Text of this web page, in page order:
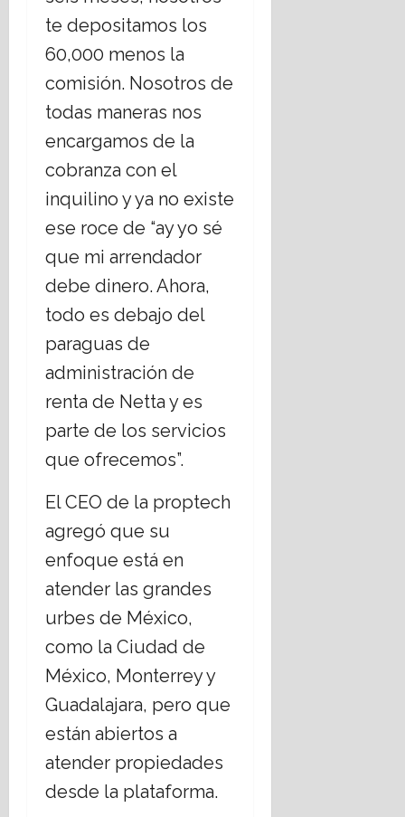
te depositamos los
60,000 menos la
comisión. Nosotros de
todas maneras nos
encargamos de la
cobranza con el
inquilino y ya no existe
ese roce de “ay yo sé
que mi arrendador
debe dinero. Ahora,
todo es debajo del
paraguas de
administración de
renta de Netta y es
parte de los servicios
que ofrecemos”.
El CEO de la proptech
agregó que su
enfoque está en
atender las grandes
urbes de México,
como la Ciudad de
México, Monterrey y
Guadalajara, pero que
están abiertos a
atender propiedades
desde la plataforma.